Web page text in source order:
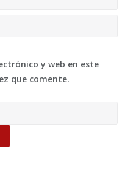
y web en este
que comente.